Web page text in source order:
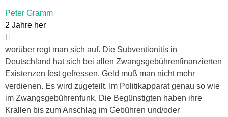
Peter Gramm
2 Jahre her
worüber regt man sich auf. Die Subventionitis in
Deutschland hat sich bei allen Zwangsgebührenfinanzierten
Existenzen fest gefressen. Geld muß man nicht mehr
verdienen. Es wird zugeteilt. Im Politikapparat genau so wie
im Zwangsgebührenfunk. Die Begünstigten haben ihre
Krallen bis zum Anschlag im Gebühren und/oder